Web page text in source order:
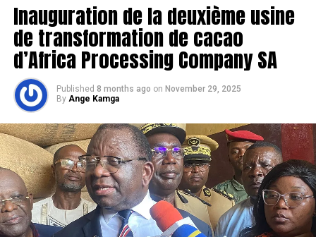
Inauguration de la deuxième usine
de transformation de cacao
d’Africa Processing Company SA
Published 8 months ago on November 29, 2025
By Ange Kamga